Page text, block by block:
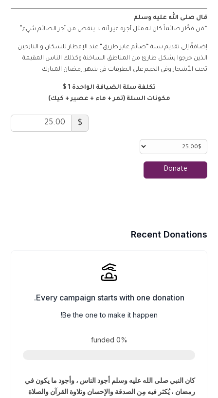
قال صلى الله عليه وسلم
“مَن فطَّر صائماً كان له مثل أجره غير أنه لا ينقص من أجر الصائم شيء”
إضافةً إلى تقديم سلة “صائم عابر طريق“ عند الإفطار للسكان و النازحين
الذين خرجوا بشكل طارئ من المناطق الساخنة وكذلك الناس المقيمة
تحت الأشجار وفي الخيم على الطرقات في شهر رمضان المبارك
تكلفة سلة الضيافة الواحدة 1 $
مكونات السلة (تمر + ماء + عصير + كيك)
$
Donate
Recent Donations
Every campaign starts with one donation.
Be the one to make it happen!
0%
كان النبي صلى الله عليه وسلم أجود الناس ، وأجود ما يكون في
رمضان ، يُكثر فيه مِن الصدقة والإحسان وتلاوة القرآن والصلاة